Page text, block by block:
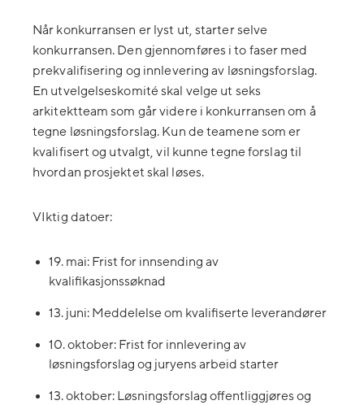
Når konkurransen er lyst ut, starter selve
konkurransen. Den gjennomføres i to faser med
prekvalifisering og innlevering av løsningsforslag.
En utvelgelseskomité skal velge ut seks
arkitektteam som går videre i konkurransen om å
tegne løsningsforslag. Kun de teamene som er
kvalifisert og utvalgt, vil kunne tegne forslag til
hvordan prosjektet skal løses.
VIktig datoer:
19. mai: Frist for innsending av
kvalifikasjonssøknad
13. juni: Meddelelse om kvalifiserte leverandører
10. oktober: Frist for innlevering av
løsningsforslag og juryens arbeid starter
13. oktober: Løsningsforslag offentliggjøres og